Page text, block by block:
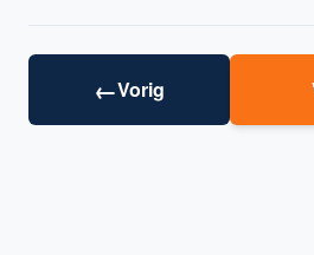
←Vorig